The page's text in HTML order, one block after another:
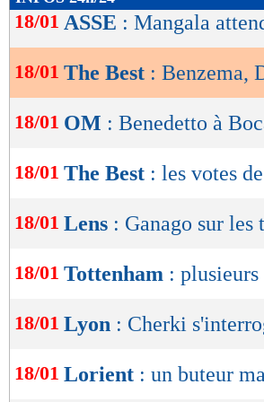
de
OK
18/01 ASSE : Mangala
18/01 The Best : Benzema,
18/01 OM : Benedetto à
18/01 The Best : les votes
18/01 Lens : Ganago sur les
18/01 Tottenham :
18/01 Lyon : Cherki
18/01 Lorient : un buteur